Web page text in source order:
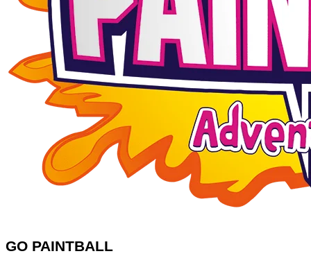
GO PAINTBALL